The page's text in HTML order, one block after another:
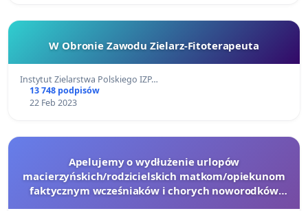
W Obronie Zawodu Zielarz-Fitoterapeuta
Instytut Zielarstwa Polskiego IZP…
13 748 podpisów
22 Feb 2023
Apelujemy o wydłużenie urlopów
macierzyńskich/rodzicielskich matkom/opiekunom
faktycznym wcześniaków i chorych noworodków